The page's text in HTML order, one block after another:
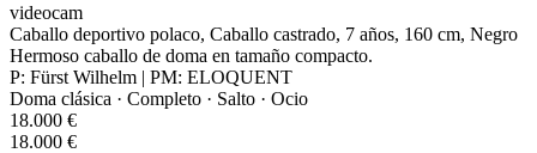
videocam
Caballo deportivo polaco, Caballo castrado, 7 años, 160 cm, Negro
Hermoso caballo de doma en tamaño compacto.
P: Fürst Wilhelm | PM: ELOQUENT
Doma clásica · Completo · Salto · Ocio
18.000 €
18.000 €